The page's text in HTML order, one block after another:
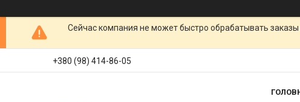
Сейчас компания не может быстро обрабатывать
+380 (98) 414-86-05